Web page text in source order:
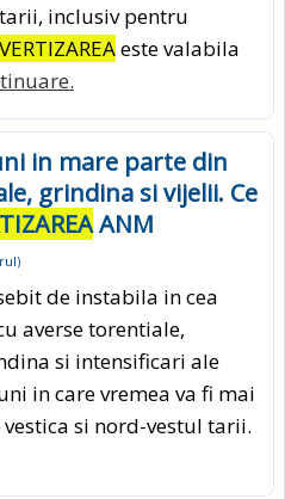
inclusiv pentru
este valabila
in mare parte din
grindina si vijelii. Ce
ANM
)
de instabila in cea
averse torentiale,
si intensificari ale
in care vremea va fi mai
si nord-vestul tarii.